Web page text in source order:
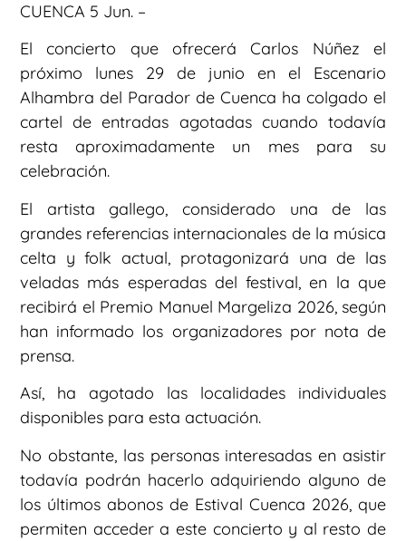
CUENCA 5 Jun. –
El concierto que ofrecerá Carlos Núñez el
próximo lunes 29 de junio en el Escenario
Alhambra del Parador de Cuenca ha colgado el
cartel de entradas agotadas cuando todavía
resta aproximadamente un mes para su
celebración.
El artista gallego, considerado una de las
grandes referencias internacionales de la música
celta y folk actual, protagonizará una de las
veladas más esperadas del festival, en la que
recibirá el Premio Manuel Margeliza 2026, según
han informado los organizadores por nota de
prensa.
Así, ha agotado las localidades individuales
disponibles para esta actuación.
No obstante, las personas interesadas en asistir
todavía podrán hacerlo adquiriendo alguno de
los últimos abonos de Estival Cuenca 2026, que
permiten acceder a este concierto y al resto de